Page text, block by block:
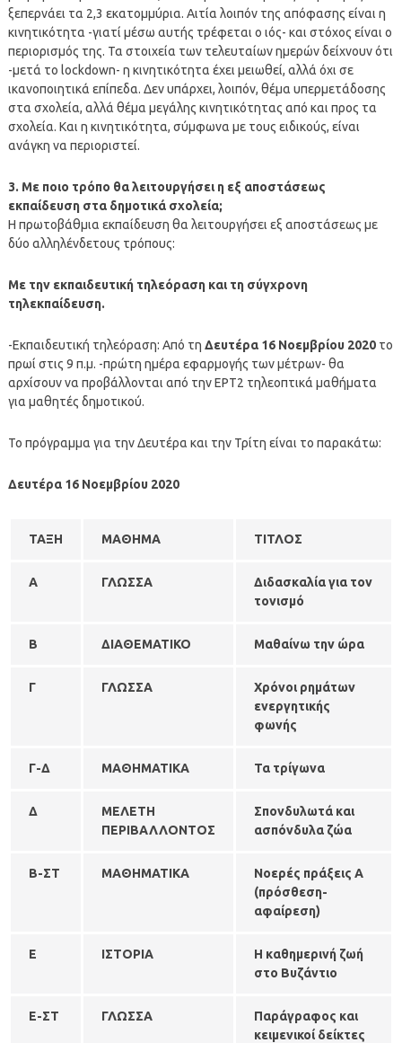
ξεπερνάει τα 2,3 εκατομμύρια. Αιτία λοιπόν της απόφασης είναι η
κινητικότητα -γιατί μέσω αυτής τρέφεται ο ιός- και στόχος είναι ο
περιορισμός της. Τα στοιχεία των τελευταίων ημερών δείχνουν ότι
-μετά το lockdown- η κινητικότητα έχει μειωθεί, αλλά όχι σε
ικανοποιητικά επίπεδα. Δεν υπάρχει, λοιπόν, θέμα υπερμετάδοσης
στα σχολεία, αλλά θέμα μεγάλης κινητικότητας από και προς τα
σχολεία. Και η κινητικότητα, σύμφωνα με τους ειδικούς, είναι
ανάγκη να περιοριστεί.
3. Με ποιο τρόπο θα λειτουργήσει η εξ αποστάσεως
εκπαίδευση στα δημοτικά σχολεία;
Η πρωτοβάθμια εκπαίδευση θα λειτουργήσει εξ αποστάσεως με
δύο αλληλένδετους τρόπους:
Με την εκπαιδευτική τηλεόραση και τη σύγχρονη
τηλεκπαίδευση.
-Εκπαιδευτική τηλεόραση: Από τη Δευτέρα 16 Νοεμβρίου 2020το
πρωί στις 9 π.μ. -πρώτη ημέρα εφαρμογής των μέτρων- θα
αρχίσουν να προβάλλονται από την ΕΡΤ2 τηλεοπτικά μαθήματα
για μαθητές δημοτικού.
Το πρόγραμμα για την Δευτέρα και την Τρίτη είναι το παρακάτω:
Δευτέρα 16 Νοεμβρίου 2020
ΤΑΞΗ ΜΑΘΗΜΑ ΤΙΤΛΟΣ
Α ΓΛΩΣΣΑ
Διδασκαλία για τον
τονισμό
B ΔΙΑΘΕΜΑΤΙΚΟ Μαθαίνω την ώρα
Γ ΓΛΩΣΣΑ
Χρόνοι ρημάτων
ενεργητικής
φωνής
Γ-Δ ΜΑΘΗΜΑΤΙΚΑ Τα τρίγωνα
Δ
ΜΕΛΕΤΗ
ΠΕΡΙΒΑΛΛΟΝΤΟΣ
Σπονδυλωτά και
ασπόνδυλα ζώα
Β-ΣΤ ΜΑΘΗΜΑΤΙΚΑ
Νοερές πράξεις Α
(πρόσθεση-
αφαίρεση)
Ε ΙΣΤΟΡΙΑ
Η καθημερινή ζωή
στο Βυζάντιο
Ε-ΣΤ ΓΛΩΣΣΑ
Παράγραφος και
κειμενικοί δείκτες